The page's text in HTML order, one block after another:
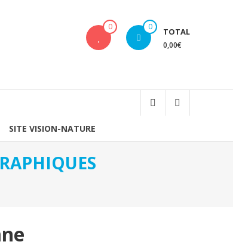
0 0 TOTAL
0,00€
SITE VISION-NATURE